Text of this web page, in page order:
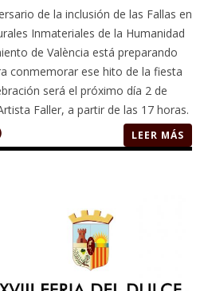
de la inclusión de las Fallas en
Inmateriales de la Humanidad
de València está preparando
conmemorar ese hito de la fiesta
será el próximo día 2 de
Faller, a partir de las 17 horas.
LEER MÁS